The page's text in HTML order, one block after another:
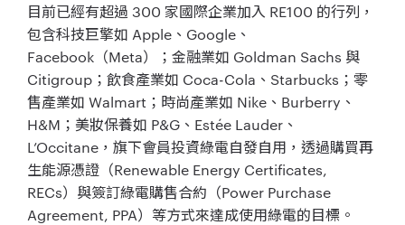
目前已經有超過 300 家國際企業加入 RE100 的行列，
包含科技巨擎如 Apple、Google、
Facebook（Meta）；金融業如 Goldman Sachs 與
Citigroup；飲食產業如 Coca-Cola、Starbucks；零
售產業如 Walmart；時尚產業如 Nike、Burberry、
H&M；美妝保養如 P&G、Estée Lauder、
L’Occitane，旗下會員投資綠電自發自用，透過購買再
生能源憑證（Renewable Energy Certificates,
RECs）與簽訂綠電購售合約（Power Purchase
Agreement, PPA）等方式來達成使用綠電的目標。